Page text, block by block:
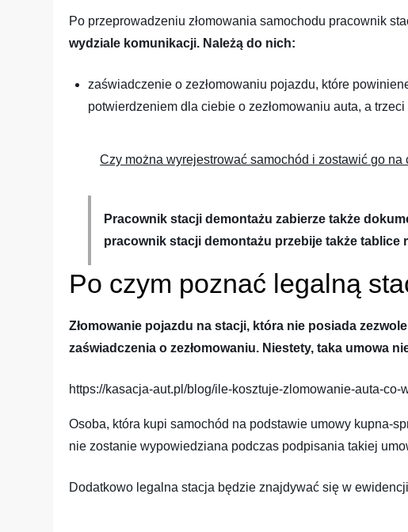
Po przeprowadzeniu złomowania samochodu pracownik
wydziale komunikacji. Należą do nich:
zaświadczenie o zezłomowaniu pojazdu, które
potwierdzeniem dla ciebie o zezłomowaniu auta, a
Czy można wyrejestrować samochód i zostawić go na
Pracownik stacji demontażu zabierze także
pracownik stacji demontażu przebije także tablice
Po czym poznać legalną
Złomowanie pojazdu na stacji, która nie posiada
zaświadczenia o zezłomowaniu. Niestety, taka umowa
https://kasacja-aut.pl/blog/ile-kosztuje-zlomowanie-auta-
Osoba, która kupi samochód na podstawie umowy kupna-
nie zostanie wypowiedziana podczas podpisania takiej
Dodatkowo legalna stacja będzie znajdywać się w